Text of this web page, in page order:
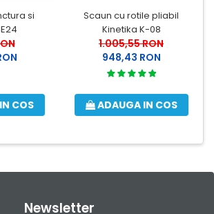
si
COS
Scaun cu rotile pliabil
Kinetika K-08
1.005,55 RON
948,43 RON
ADAUGA IN COS
Newsletter